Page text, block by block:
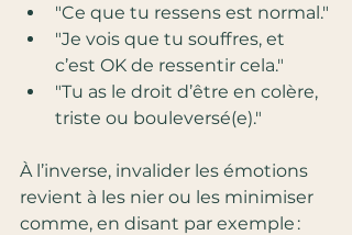
"Ce que tu ressens est normal."
"Je vois que tu souffres, et
c’est OK de ressentir cela."
"Tu as le droit d’être en colère,
triste ou bouleversé(e)."
À l’inverse, invalider les émotions
revient à les nier ou les minimiser
comme, en disant par exemple :